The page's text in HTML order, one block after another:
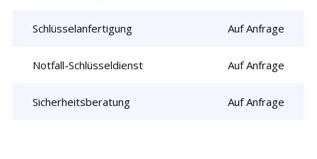
Schlüsselanfertigung Auf Anfrage
Notfall-Schlüsseldienst Auf Anfrage
Sicherheitsberatung Auf Anfrage